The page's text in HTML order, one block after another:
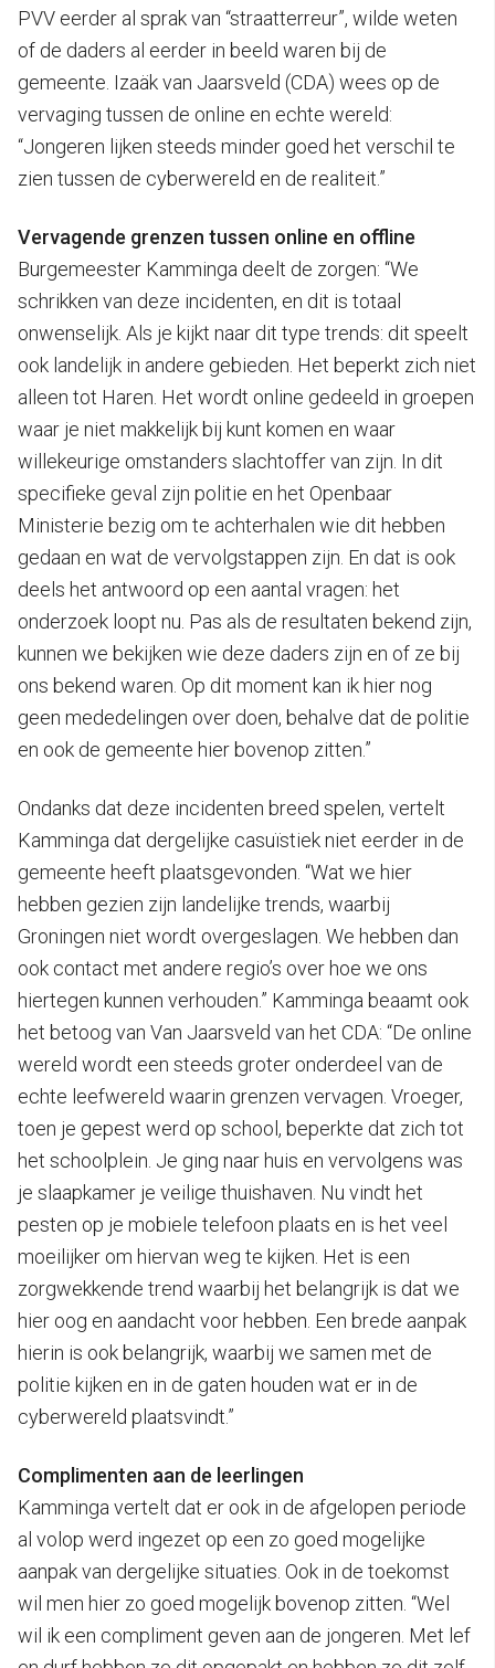
PVV eerder al sprak van “straatterreur”, wilde weten
of de daders al eerder in beeld waren bij de
gemeente. Izaäk van Jaarsveld (CDA) wees op de
vervaging tussen de online en echte wereld:
“Jongeren lijken steeds minder goed het verschil te
zien tussen de cyberwereld en de realiteit.”
Vervagende grenzen tussen online en offline
Burgemeester Kamminga deelt de zorgen: “We
schrikken van deze incidenten, en dit is totaal
onwenselijk. Als je kijkt naar dit type trends: dit speelt
ook landelijk in andere gebieden. Het beperkt zich niet
alleen tot Haren. Het wordt online gedeeld in groepen
waar je niet makkelijk bij kunt komen en waar
willekeurige omstanders slachtoffer van zijn. In dit
specifieke geval zijn politie en het Openbaar
Ministerie bezig om te achterhalen wie dit hebben
gedaan en wat de vervolgstappen zijn. En dat is ook
deels het antwoord op een aantal vragen: het
onderzoek loopt nu. Pas als de resultaten bekend zijn,
kunnen we bekijken wie deze daders zijn en of ze bij
ons bekend waren. Op dit moment kan ik hier nog
geen mededelingen over doen, behalve dat de politie
en ook de gemeente hier bovenop zitten.”
Ondanks dat deze incidenten breed spelen, vertelt
Kamminga dat dergelijke casuïstiek niet eerder in de
gemeente heeft plaatsgevonden. “Wat we hier
hebben gezien zijn landelijke trends, waarbij
Groningen niet wordt overgeslagen. We hebben dan
ook contact met andere regio’s over hoe we ons
hiertegen kunnen verhouden.” Kamminga beaamt ook
het betoog van Van Jaarsveld van het CDA: “De online
wereld wordt een steeds groter onderdeel van de
echte leefwereld waarin grenzen vervagen. Vroeger,
toen je gepest werd op school, beperkte dat zich tot
het schoolplein. Je ging naar huis en vervolgens was
je slaapkamer je veilige thuishaven. Nu vindt het
pesten op je mobiele telefoon plaats en is het veel
moeilijker om hiervan weg te kijken. Het is een
zorgwekkende trend waarbij het belangrijk is dat we
hier oog en aandacht voor hebben. Een brede aanpak
hierin is ook belangrijk, waarbij we samen met de
politie kijken en in de gaten houden wat er in de
cyberwereld plaatsvindt.”
Complimenten aan de leerlingen
Kamminga vertelt dat er ook in de afgelopen periode
al volop werd ingezet op een zo goed mogelijke
aanpak van dergelijke situaties. Ook in de toekomst
wil men hier zo goed mogelijk bovenop zitten. “Wel
wil ik een compliment geven aan de jongeren. Met lef